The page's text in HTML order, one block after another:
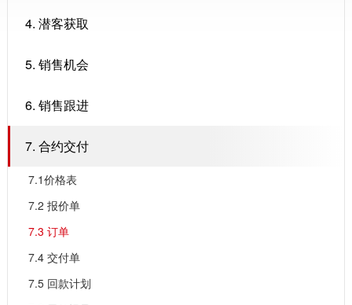
4. 潜客获取
5. 销售机会
6. 销售跟进
7. 合约交付
7.1价格表
7.2 报价单
7.3 订单
7.4 交付单
7.5 回款计划